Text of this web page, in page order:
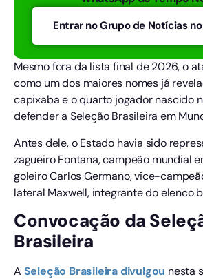
Entrar no Grupo de Notícias
Mesmo fora da lista final de 2026, o
como um dos maiores nomes já
capixaba e o quarto jogador nascido
defender a Seleção Brasileira em
Antes dele, o Estado havia sido
zagueiro Fontana, campeão mundial
goleiro Carlos Germano, vice-
lateral Maxwell, integrante do elenco
Convocação da
Brasileira
A Seleção Brasileira divulgou nesta